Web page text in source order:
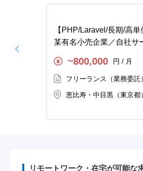
【PHP/Laravel/長期/高単
某有名小売企業／自社サ
人・案件
〜800,000 円 / 月
フリーランス（業務委託）
恵比寿・中目黒（東京都）
リモートワーク・在宅が可能な